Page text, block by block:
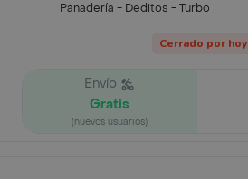
Panadería - Deditos - Turbo
Cerrado por hoy
Envío
Gratis
(nuevos usuarios)